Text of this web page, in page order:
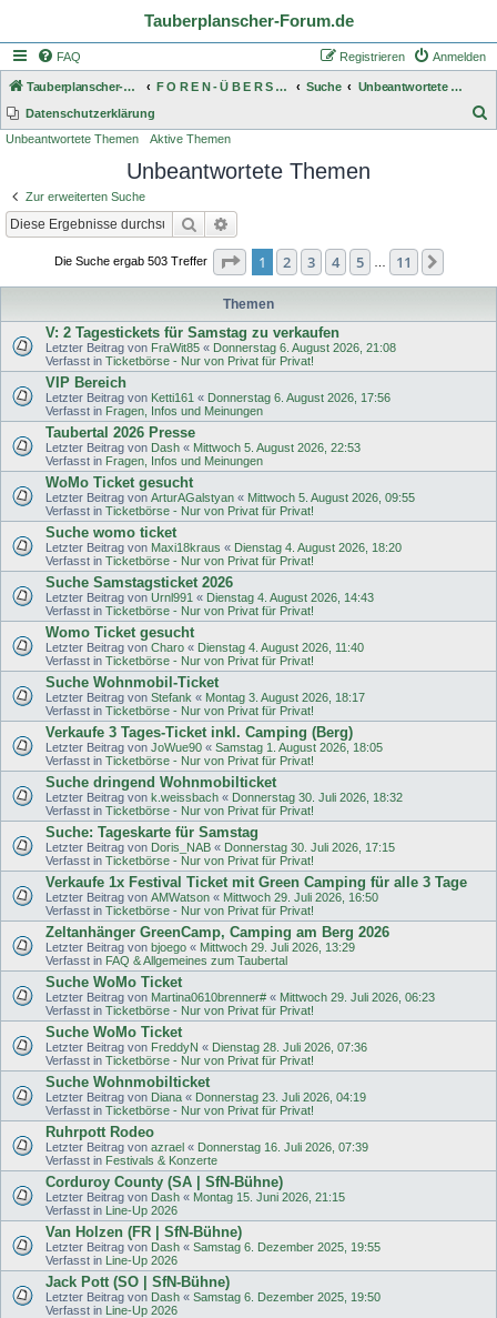
Tauberplanscher-Forum.de
FAQ Anmelden
Registrieren
Tauberplanscher-Forum.de F O R E N - Ü B E R S I C H T Suche
Unbeantwortete Themen
Datenschutzerklärung
Unbeantwortete Themen Aktive Themen
Unbeantwortete Themen
Zur erweiterten Suche
Suche
Die Suche ergab 503 Treffer Seite 1von 11
1 2 3 4 5 11
Themen
V: 2 Tagestickets für Samstag zu verkaufen
Letzter Beitrag von FraWit85 « Donnerstag 6. August 2026, 21:08
Verfasst in Ticketbörse - Nur von Privat für Privat!
VIP Bereich
Letzter Beitrag von Ketti161 « Donnerstag 6. August 2026, 17:56
Verfasst in Fragen, Infos und Meinungen
Taubertal 2026 Presse
Letzter Beitrag von Dash « Mittwoch 5. August 2026, 22:53
Verfasst in Fragen, Infos und Meinungen
WoMo Ticket gesucht
Letzter Beitrag von ArturAGalstyan « Mittwoch 5. August 2026, 09:55
Verfasst in Ticketbörse - Nur von Privat für Privat!
Suche womo ticket
Letzter Beitrag von Maxi18kraus « Dienstag 4. August 2026, 18:20
Verfasst in Ticketbörse - Nur von Privat für Privat!
Suche Samstagsticket 2026
Letzter Beitrag von Urnl991 « Dienstag 4. August 2026, 14:43
Verfasst in Ticketbörse - Nur von Privat für Privat!
Womo Ticket gesucht
Letzter Beitrag von Charo « Dienstag 4. August 2026, 11:40
Verfasst in Ticketbörse - Nur von Privat für Privat!
Suche Wohnmobil-Ticket
Letzter Beitrag von Stefank « Montag 3. August 2026, 18:17
Verfasst in Ticketbörse - Nur von Privat für Privat!
Verkaufe 3 Tages-Ticket inkl. Camping (Berg)
Letzter Beitrag von JoWue90 « Samstag 1. August 2026, 18:05
Verfasst in Ticketbörse - Nur von Privat für Privat!
Suche dringend Wohnmobilticket
Letzter Beitrag von k.weissbach « Donnerstag 30. Juli 2026, 18:32
Verfasst in Ticketbörse - Nur von Privat für Privat!
Suche: Tageskarte für Samstag
Letzter Beitrag von Doris_NAB « Donnerstag 30. Juli 2026, 17:15
Verfasst in Ticketbörse - Nur von Privat für Privat!
Verkaufe 1x Festival Ticket mit Green Camping für alle 3 Tage
Letzter Beitrag von AMWatson « Mittwoch 29. Juli 2026, 16:50
Verfasst in Ticketbörse - Nur von Privat für Privat!
Zeltanhänger GreenCamp, Camping am Berg 2026
Letzter Beitrag von bjoego « Mittwoch 29. Juli 2026, 13:29
Verfasst in FAQ & Allgemeines zum Taubertal
Suche WoMo Ticket
Letzter Beitrag von Martina0610brenner# « Mittwoch 29. Juli 2026, 06:23
Verfasst in Ticketbörse - Nur von Privat für Privat!
Suche WoMo Ticket
Letzter Beitrag von FreddyN « Dienstag 28. Juli 2026, 07:36
Verfasst in Ticketbörse - Nur von Privat für Privat!
Suche Wohnmobilticket
Letzter Beitrag von Diana « Donnerstag 23. Juli 2026, 04:19
Verfasst in Ticketbörse - Nur von Privat für Privat!
Ruhrpott Rodeo
Letzter Beitrag von azrael « Donnerstag 16. Juli 2026, 07:39
Verfasst in Festivals & Konzerte
Corduroy County (SA | SfN-Bühne)
Letzter Beitrag von Dash « Montag 15. Juni 2026, 21:15
Verfasst in Line-Up 2026
Van Holzen (FR | SfN-Bühne)
Letzter Beitrag von Dash « Samstag 6. Dezember 2025, 19:55
Verfasst in Line-Up 2026
Jack Pott (SO | SfN-Bühne)
Letzter Beitrag von Dash « Samstag 6. Dezember 2025, 19:50
Verfasst in Line-Up 2026